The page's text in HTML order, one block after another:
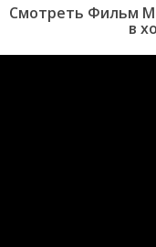
Смотреть Фильм
в